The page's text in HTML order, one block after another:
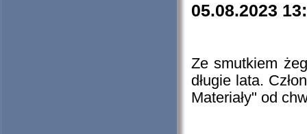
05.08.2023
Ze smutkiem
długie lata.
Materiały" od